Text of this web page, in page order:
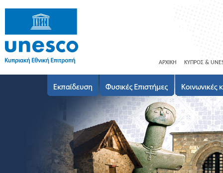
ΑΡΧΙΚΗ ΚΥΠΡΟΣ &